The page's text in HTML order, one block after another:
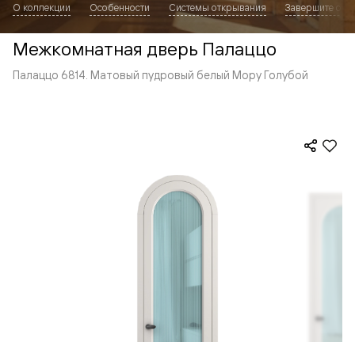
О коллекции Особенности Системы открывания Завершите
Межкомнатная дверь Палаццо
Палаццо 6814. Матовый пудровый белый Мору Голубой